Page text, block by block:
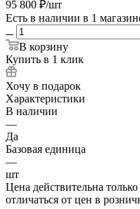
95 800 ₽/шт
Есть в наличии в 1
В корзину
Купить в 1 клик
Хочу в подарок
Характеристики
В наличии
—
Да
Базовая единица
—
шт
Цена действительна
отличаться от цен в